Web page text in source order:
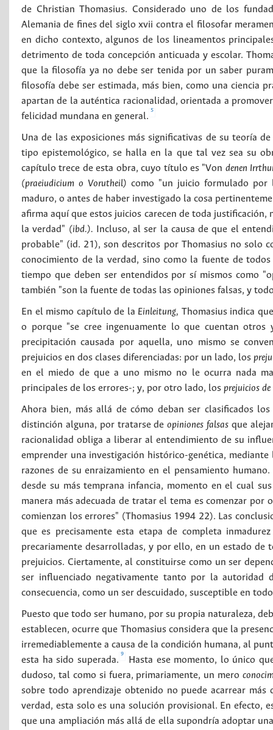
de Christian Thomasius. Considerado uno de los
Alemania de fines del siglo xvii contra el filosofar
en dicho contexto, algunos de los lineamentos
detrimento de toda concepción anticuada y escolar.
que la filosofía ya no debe ser tenida por un saber
filosofía debe ser estimada, más bien, como una ciencia
apartan de la auténtica racionalidad, orientada a
felicidad mundana en general.
5
Una de las exposiciones más significativas de su teoría
tipo epistemológico, se halla en la que tal vez sea su
capítulo trece de esta obra, cuyo título es "Von denen
(praeiudicium o Vorutheil) como "un juicio formulado por
maduro, o antes de haber investigado la cosa
afirma aquí que estos juicios carecen de toda
la verdad" (ibd.). Incluso, al ser la causa de que el
probable" (id. 21), son descritos por Thomasius no solo
conocimiento de la verdad, sino como la fuente de
tiempo que deben ser entendidos por sí mismos como
también "son la fuente de todas las opiniones falsas, y
En el mismo capítulo de la Einleitung, Thomasius indica
o porque "se cree ingenuamente lo que cuentan
precipitación causada por aquella, uno mismo se
prejuicios en dos clases diferenciadas: por un lado, los
en el miedo de que a uno mismo no le ocurra nada
principales de los errores-; y, por otro lado, los prejuicios
Ahora bien, más allá de cómo deban ser clasificados
distinción alguna, por tratarse deopiniones falsas que
racionalidad obliga a liberar al entendimiento de su
emprender una investigación histórico-genética,
razones de su enraizamiento en el pensamiento
desde su más temprana infancia, momento en el cual
manera más adecuada de tratar el tema es comenzar
comienzan los errores" (Thomasius 1994 22). Las
que es precisamente esta etapa de completa
precariamente desarrolladas, y por ello, en un estado
prejuicios. Ciertamente, al constituirse como un ser
ser influenciado negativamente tanto por la
consecuencia, como un ser descuidado, susceptible en
Puesto que todo ser humano, por su propia naturaleza,
establecen, ocurre que Thomasius considera que la
irremediablemente a causa de la condición humana, al
esta ha sido superada.
9
Hasta ese momento, lo único
dudoso, tal como si fuera, primariamente, un mero
sobre todo aprendizaje obtenido no puede acarrear
verdad, esta solo es una solución provisional. En efecto,
que una ampliación más allá de ella supondría adoptar